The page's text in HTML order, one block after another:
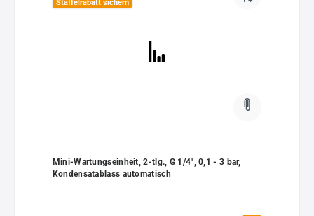
Staffelrabatt sichern
Mini-Wartungseinheit, 2-tlg., G 1/4", 0,1 - 3 bar,
Kondensatablass automatisch